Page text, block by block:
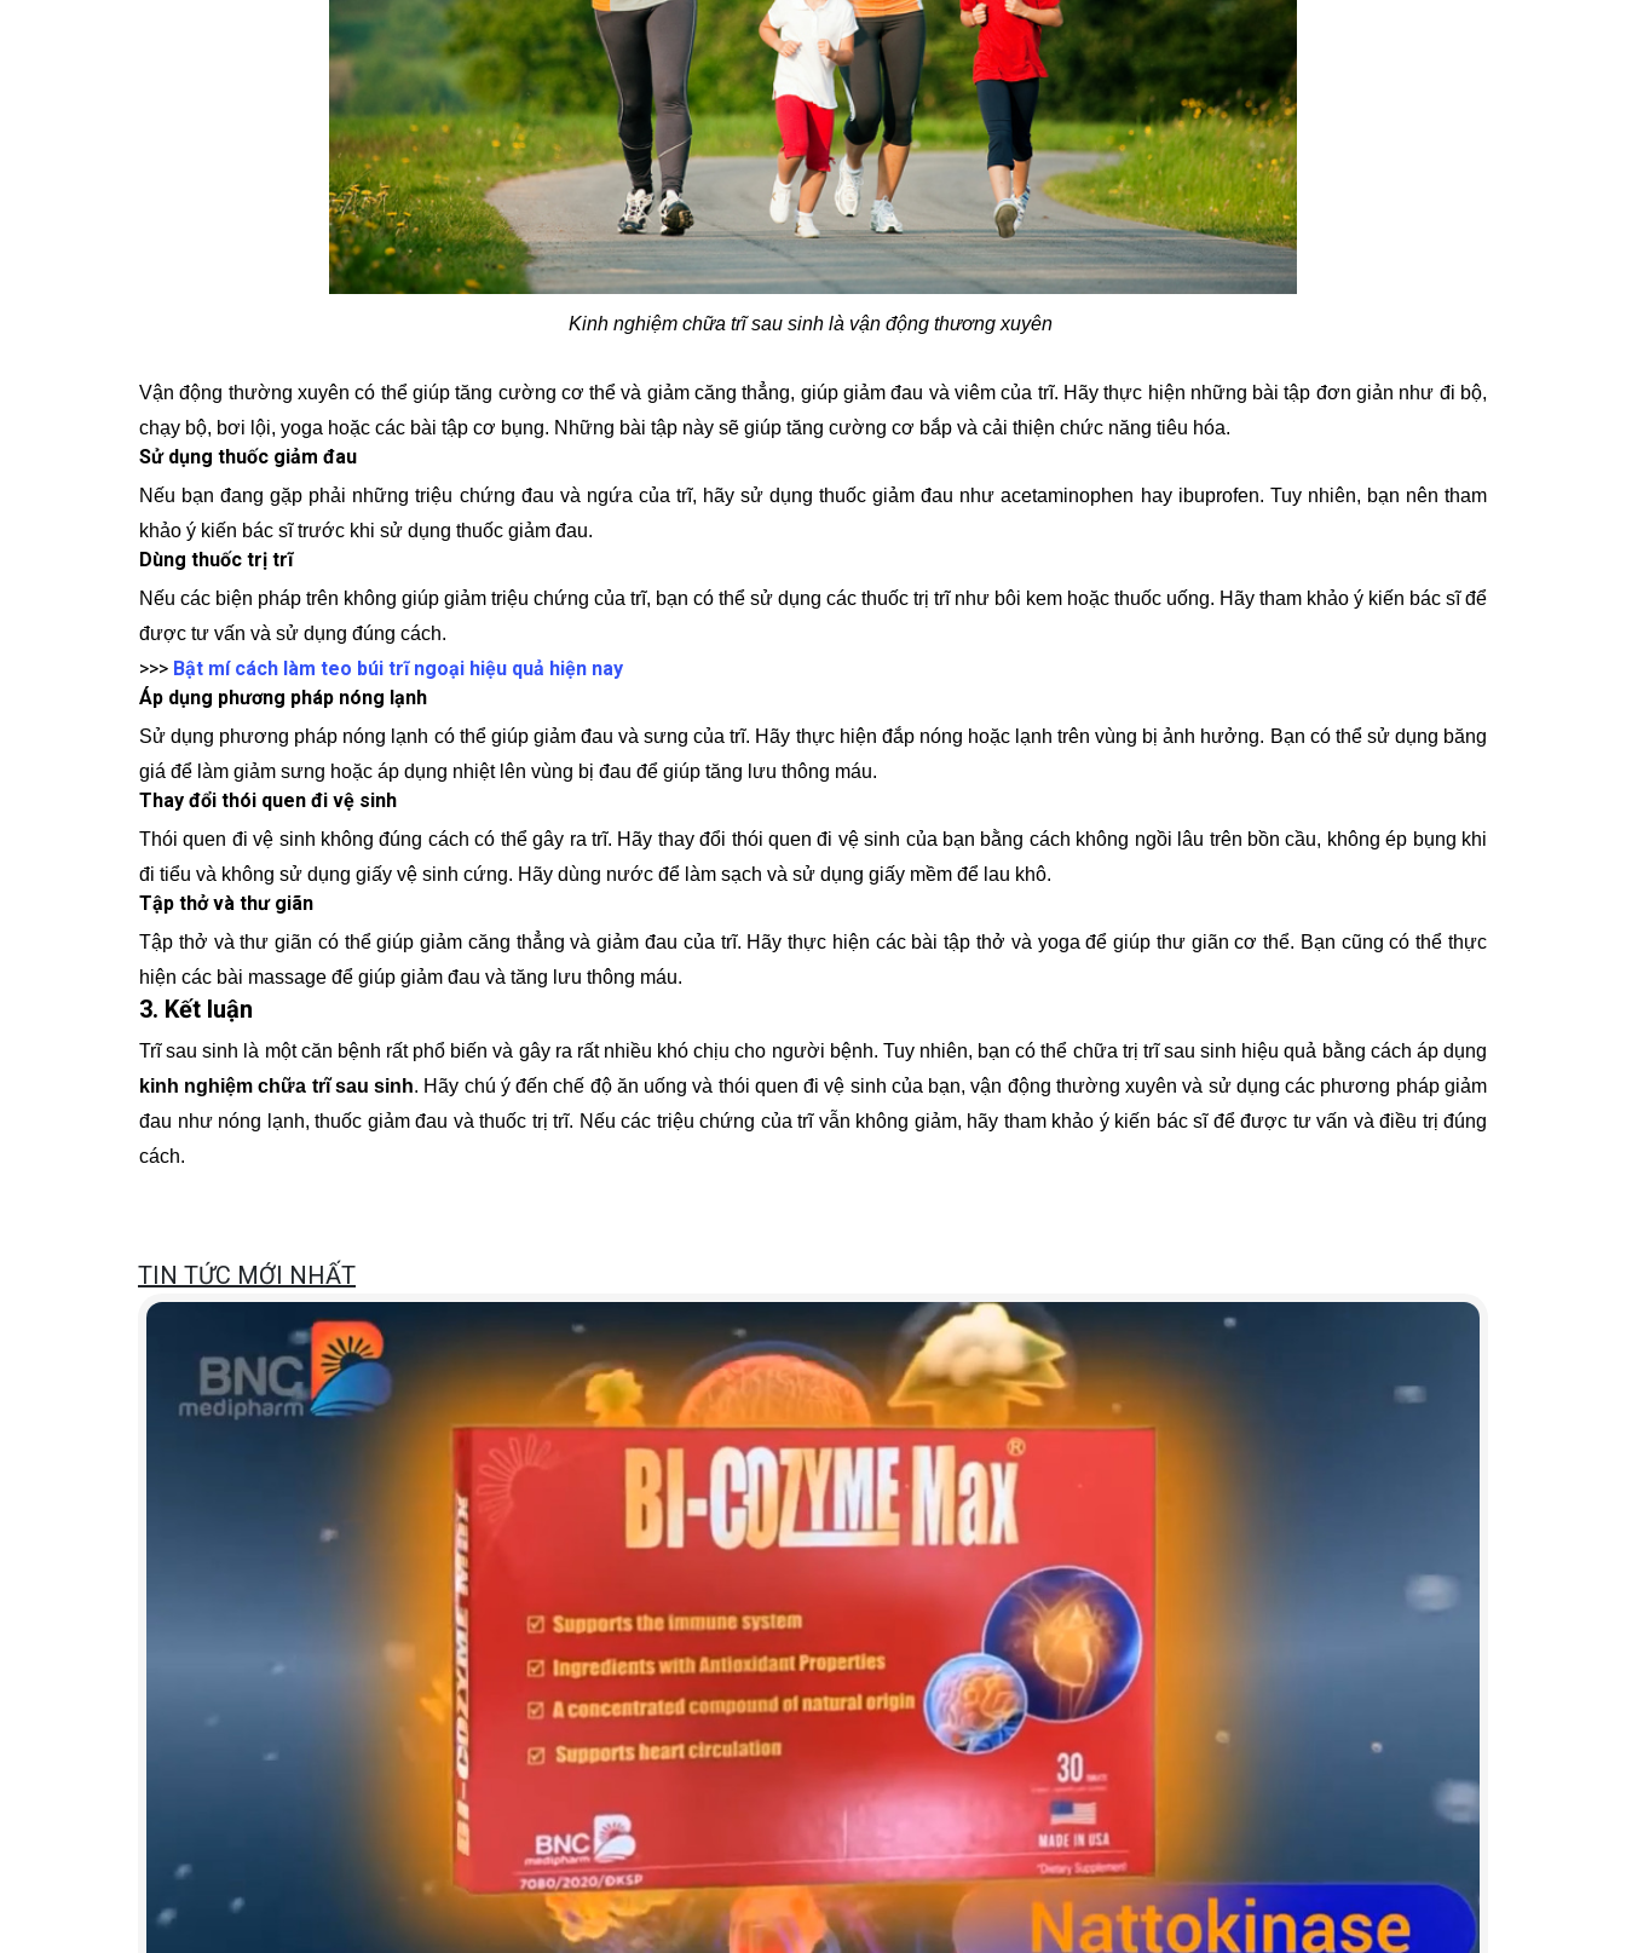
Kinh nghiệm chữa trĩ sau sinh là vận động thương xuyên
Vận động thường xuyên có thể giúp tăng cường cơ thể và giảm căng thẳng, giúp giảm đau và viêm của trĩ. Hãy thực hiện những bài tập đơn giản như đi bộ,
chạy bộ, bơi lội, yoga hoặc các bài tập cơ bụng. Những bài tập này sẽ giúp tăng cường cơ bắp và cải thiện chức năng tiêu hóa.
Sử dụng thuốc giảm đau
Nếu bạn đang gặp phải những triệu chứng đau và ngứa của trĩ, hãy sử dụng thuốc giảm đau như acetaminophen hay ibuprofen. Tuy nhiên, bạn nên tham
khảo ý kiến ​​bác sĩ trước khi sử dụng thuốc giảm đau.
Dùng thuốc trị trĩ
Nếu các biện pháp trên không giúp giảm triệu chứng của trĩ, bạn có thể sử dụng các thuốc trị trĩ như bôi kem hoặc thuốc uống. Hãy tham khảo ý kiến bác sĩ để
được tư vấn và sử dụng đúng cách.
>>> Bật mí cách làm teo búi trĩ ngoại hiệu quả hiện nay
Áp dụng phương pháp nóng lạnh
Sử dụng phương pháp nóng lạnh có thể giúp giảm đau và sưng của trĩ. Hãy thực hiện đắp nóng hoặc lạnh trên vùng bị ảnh hưởng. Bạn có thể sử dụng băng
giá để làm giảm sưng hoặc áp dụng nhiệt lên vùng bị đau để giúp tăng lưu thông máu.
Thay đổi thói quen đi vệ sinh
Thói quen đi vệ sinh không đúng cách có thể gây ra trĩ. Hãy thay đổi thói quen đi vệ sinh của bạn bằng cách không ngồi lâu trên bồn cầu, không ép bụng khi
đi tiểu và không sử dụng giấy vệ sinh cứng. Hãy dùng nước để làm sạch và sử dụng giấy mềm để lau khô.
Tập thở và thư giãn
Tập thở và thư giãn có thể giúp giảm căng thẳng và giảm đau của trĩ. Hãy thực hiện các bài tập thở và yoga để giúp thư giãn cơ thể. Bạn cũng có thể thực
hiện các bài massage để giúp giảm đau và tăng lưu thông máu.
3. Kết luận
Trĩ sau sinh là một căn bệnh rất phổ biến và gây ra rất nhiều khó chịu cho người bệnh. Tuy nhiên, bạn có thể chữa trị trĩ sau sinh hiệu quả bằng cách áp dụng
kinh nghiệm chữa trĩ sau sinh. Hãy chú ý đến chế độ ăn uống và thói quen đi vệ sinh của bạn, vận động thường xuyên và sử dụng các phương pháp giảm
đau như nóng lạnh, thuốc giảm đau và thuốc trị trĩ. Nếu các triệu chứng của trĩ vẫn không giảm, hãy tham khảo ý kiến ​​bác sĩ để được tư vấn và điều trị đúng
cách.
TIN TỨC MỚI NHẤT